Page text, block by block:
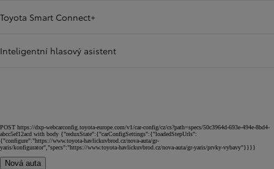
Toyota Smart Connect+
Inteligentní hlasový asistent
POST https://dxp-webcarconfig.toyota-europe.com/v1/car-config/cz/cs?path=specs/50c3964d-693e-494e-8bd4-
abcc5ef12acd with body {"reduxState":{"carConfigSettings":{"loadedStepUrls":
{"configure":"https://www.toyota-havlickuvbrod.cz/nova-auta/gr-
yaris/konfigurator","specs":"https://www.toyota-havlickuvbrod.cz/nova-auta/gr-yaris/prvky-vybavy"}}}}
Nová auta